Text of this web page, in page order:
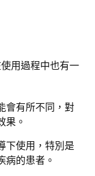
用過程中也有一
會有所不同，對
果。
下使用，特別是
病的患者。